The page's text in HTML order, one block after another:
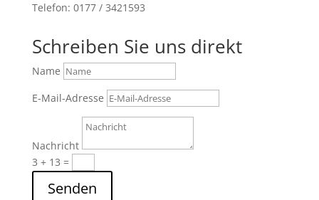
Telefon: 0177 / 3421593
Schreiben Sie uns direkt
Name
E-Mail-Adresse
Nachricht
3 + 13 =
Senden